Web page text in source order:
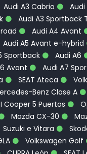
Audi A3 Cabrio
Audi
Audi A3 Sportback
Audi A4 Avant
Audi A5 Avant e-hybrid
Sportback Audi A6
Avant Audi A7
SEAT Ateca
Benz Clase A
Cooper 5 Puertas
Mazda CX-30
Suzuki e Vitara
Volkswagen Golf